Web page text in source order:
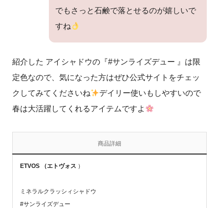
でもさっと石鹸で落とせるのが嬉しいで
すね
紹介した アイシャドウの『#サンライズデュー 』は限
定色なので、気になった方はぜひ公式サイトをチェッ
クしてみてくださいね
デイリー使いもしやすいので
春は大活躍してくれるアイテムですよ
商品詳細
ETVOS （エトヴォス ）
ミネラルクラッシィシャドウ
#サンライズデュー